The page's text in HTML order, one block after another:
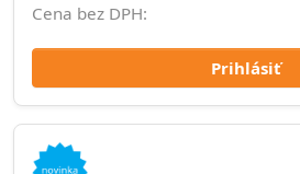
Cena bez DPH:
Prihlásiť